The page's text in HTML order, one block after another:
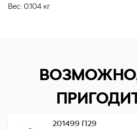
Вес: 0.104 кг
201499 П29